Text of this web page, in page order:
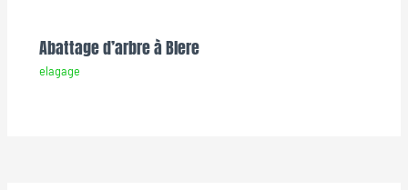
Abattage d’arbre à Blere
elagage